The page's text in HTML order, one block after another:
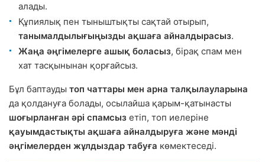
алады.
Құпиялық пен тыныштықты сақтай отырып,
танымалдылығыңызды ақшаға айналдырасыз.
Жаңа әңгімелерге ашық боласыз, бірақ спам мен
хат тасқынынан қорғайсыз.
Бұл баптауды топ чаттары мен арна талқылауларына
да қолдануға болады, осылайша қарым-қатынасты
шоғырланған әрі спамсыз етіп, топ иелеріне
қауымдастықты ақшаға айналдыруға және мәнді
әңгімелерден жұлдыздар табуға көмектеседі.